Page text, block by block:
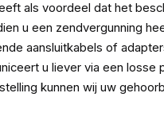
als voordeel dat het
u een zendvergunning
aansluitkabels of
u liever via een
kunnen wij uw